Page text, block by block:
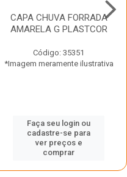
CAPA CHUVA FORRADA
AMARELA G PLASTCOR
Código: 35351
*Imagem meramente ilustrativa
Faça seu login ou
cadastre-se para
ver preços e
comprar